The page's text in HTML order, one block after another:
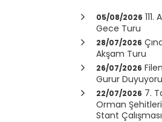
05/08/2026
Gece Turu
28/07/2026
Akşam Turu
26/07/2026
Gurur
22/07/2026 7.
Orman
Stant Çalışması